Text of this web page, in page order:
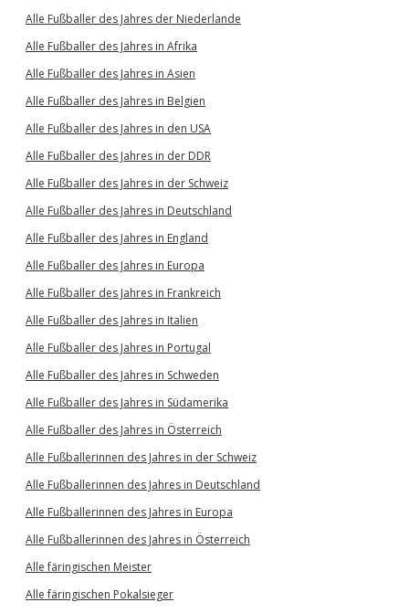
Alle Fußballer des Jahres der Niederlande
Alle Fußballer des Jahres in Afrika
Alle Fußballer des Jahres in Asien
Alle Fußballer des Jahres in Belgien
Alle Fußballer des Jahres in den USA
Alle Fußballer des Jahres in der DDR
Alle Fußballer des Jahres in der Schweiz
Alle Fußballer des Jahres in Deutschland
Alle Fußballer des Jahres in England
Alle Fußballer des Jahres in Europa
Alle Fußballer des Jahres in Frankreich
Alle Fußballer des Jahres in Italien
Alle Fußballer des Jahres in Portugal
Alle Fußballer des Jahres in Schweden
Alle Fußballer des Jahres in Südamerika
Alle Fußballer des Jahres in Österreich
Alle Fußballerinnen des Jahres in der Schweiz
Alle Fußballerinnen des Jahres in Deutschland
Alle Fußballerinnen des Jahres in Europa
Alle Fußballerinnen des Jahres in Österreich
Alle färingischen Meister
Alle färingischen Pokalsieger